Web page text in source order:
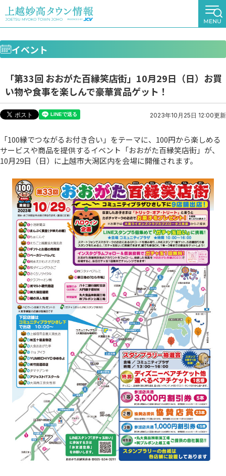
イベント
「第33回 おおがた百縁笑店街」10月29日（日）お買
い物や食事を楽しんで豪華賞品ゲット！
2023年10月25日 12:00更新
「100縁でつながるお付き合い」をテーマに、100円から楽しめる
サービスや商品を提供するイベント「おおがた百縁笑店街」が、
10月29日（日）に上越市大潟区内を会場に開催されます。